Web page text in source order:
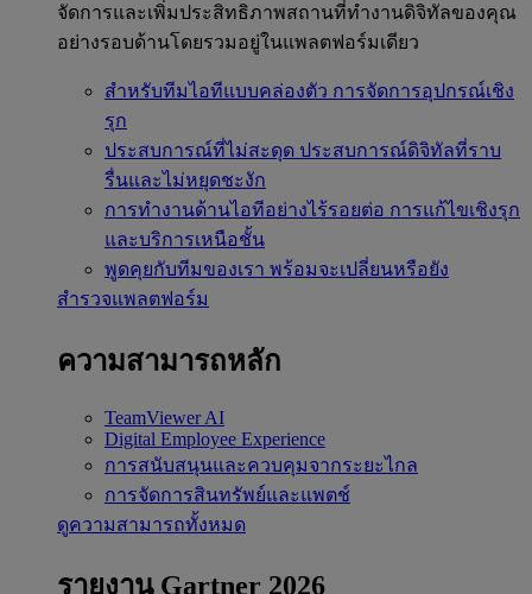
จัดการและเพิ่มประสิทธิภาพสถานที่ทำงานดิจิทัลของคุณ
อย่างรอบด้านโดยรวมอยู่ในแพลตฟอร์มเดียว
สำหรับทีมไอทีแบบคล่องตัว การจัดการอุปกรณ์เชิง
รุก
ประสบการณ์ที่ไม่สะดุด ประสบการณ์ดิจิทัลที่ราบ
รื่นและไม่หยุดชะงัก
การทำงานด้านไอทีอย่างไร้รอยต่อ การแก้ไขเชิงรุก
และบริการเหนือชั้น
พูดคุยกับทีมของเรา พร้อมจะเปลี่ยนหรือยัง
สำรวจแพลตฟอร์ม
ความสามารถหลัก
TeamViewer AI
Digital Employee Experience
การสนับสนุนและควบคุมจากระยะไกล
การจัดการสินทรัพย์และแพตช์
ดูความสามารถทั้งหมด
รายงาน Gartner 2026